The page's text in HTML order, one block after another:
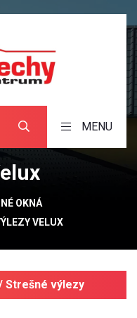
MENU
OKNÁ
VELUX
Strešné výlezy